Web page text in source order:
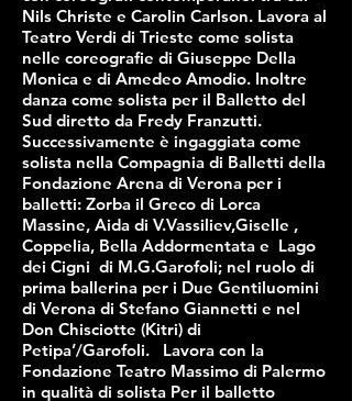
Nils Christe e Carolin Carlson. Lavora al
Teatro Verdi di Trieste come solista
nelle coreografie di Giuseppe Della
Monica e di Amedeo Amodio. Inoltre
danza come solista per il Balletto del
Sud diretto da Fredy Franzutti.
Successivamente è ingaggiata come
solista nella Compagnia di Balletti della
Fondazione Arena di Verona per i
balletti: Zorba il Greco di Lorca
Massine, Aida di V.Vassiliev,Giselle ,
Coppelia, Bella Addormentata e Lago
dei Cigni di M.G.Garofoli; nel ruolo di
prima ballerina per i Due Gentiluomini
di Verona di Stefano Giannetti e nel
Don Chisciotte (Kitri) di
Petipa’/Garofoli. Lavora con la
Fondazione Teatro Massimo di Palermo
in qualità di solista Per il balletto